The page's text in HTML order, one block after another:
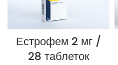
Естрофем 2 мг /
28 таблеток